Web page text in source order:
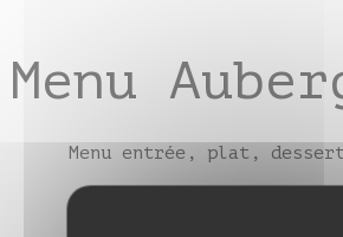
Menu
Menu entrée, plat,